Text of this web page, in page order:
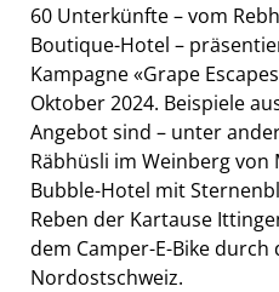
60 Unterkünfte – vom
Boutique-Hotel –
Kampagne «Grape
Oktober 2024. Beispiele
Angebot sind – unter
Räbhüsli im Weinberg
Bubble-Hotel mit
Reben der Kartause
dem Camper-E-Bike
Nordostschweiz.